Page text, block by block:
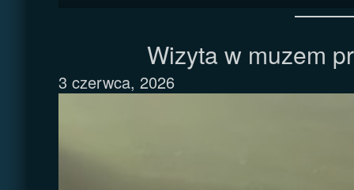
Wizyta w muzem
3 czerwca, 2026